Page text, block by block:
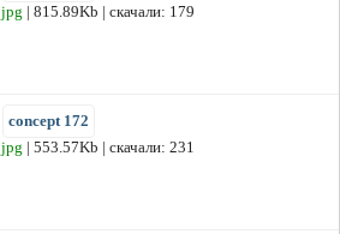
jpg | 815.89Kb | скачали: 179
concept 172
jpg | 553.57Kb | скачали: 231